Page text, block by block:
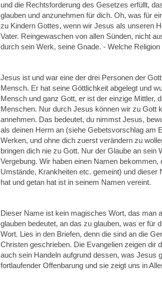
und die Rechtsforderung des Gesetzes erfüllt,
glauben und anzunehmen für dich. Oh, was für
zu Kindern Gottes, wenn wir Jesus als unseren
Vater. Reingewaschen von allen Sünden, nicht
durch sein Werk, seine Gnade. - Welche
Jesus ist und war eine der drei Personen der
Mensch. Er hat seine Göttlichkeit abgelegt und
Mensch und ganz Gott, er ist der einzige Mittler,
Menschen. Nur durch Jesus können wir zu Gott
annehmen. Das bedeutet, du nimmst Jesus,
als deinen Herrn an (siehe Gebetsvorschlag am
Werken, und ohne dich zuerst verändern zu
bringen dich nie zu Gott. Nur der Glaube an sein
Vergebung. Wir haben einen Namen
Umstände, Krankheiten etc. gemeint) und
hat und getan hat ist in seinem Namen vereint.
Dieser Name ist kein magisches Wort, das man
glauben bedeutet, an das zu glauben, was er für
Wort. Lies in den Briefen, denn die sind an die
Christen geschrieben. Die Evangelien zeigen dir
auch sein Handeln aufgrund dessen, was Jesus
fortlaufender Offenbarung und sie zeigt uns in